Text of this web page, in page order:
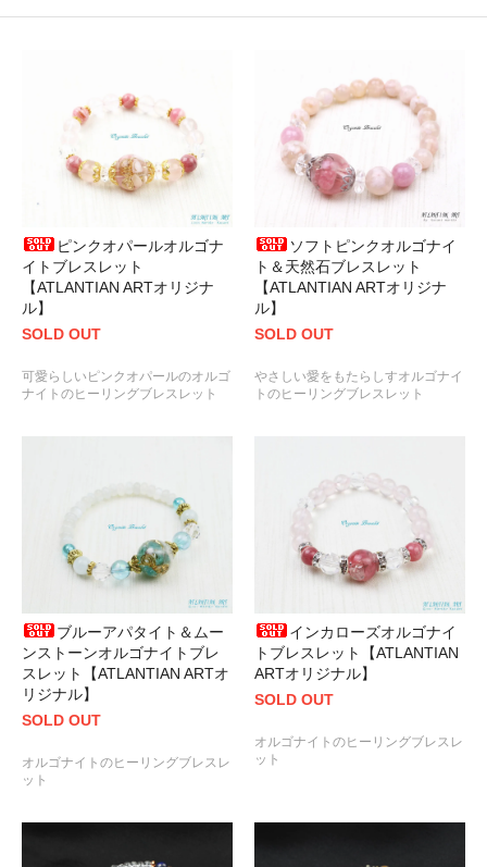
ピンクオパールオルゴナ
イトブレスレット
【ATLANTIAN ARTオリジナ
ル】
SOLD OUT
可愛らしいピンクオパールのオルゴ
ナイトのヒーリングブレスレット
ソフトピンクオルゴナイ
ト＆天然石ブレスレット
【ATLANTIAN ARTオリジナ
ル】
SOLD OUT
やさしい愛をもたらしすオルゴナイ
トのヒーリングブレスレット
ブルーアパタイト＆ムー
ンストーンオルゴナイトブレ
スレット【ATLANTIAN ARTオ
リジナル】
SOLD OUT
オルゴナイトのヒーリングブレスレ
ット
インカローズオルゴナイ
トブレスレット【ATLANTIAN
ARTオリジナル】
SOLD OUT
オルゴナイトのヒーリングブレスレ
ット